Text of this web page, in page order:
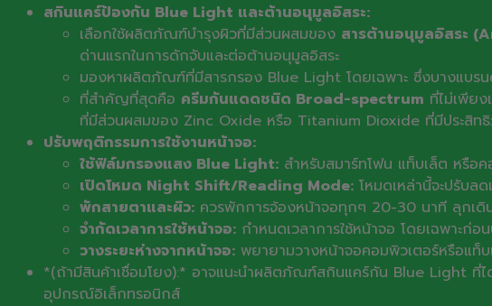
สกินแคร์ป้องกัน Blue Light และต้านอนุมูลอิสระ:
เลือกใช้ผลิตภัณฑ์บำรุงผิวที่มีส่วนผสมของ สารต้านอนุมูลอิสระ
ด่านแรกในการดักจับและต่อต้านอนุมูลอิสระ
มองหาผลิตภัณฑ์ที่มีสารกรอง Blue Light โดยเฉพาะ ซึ่งบางแบร
ที่สำคัญที่สุดคือ ครีมกันแดดชนิด Broad-spectrum ที่ไม่เพีย
ที่มีส่วนผสมของ Zinc Oxide หรือ Titanium Dioxide ที่มีประสิทธิ
ปรับพฤติกรรมการใช้งานหน้าจอ:
ใช้ฟิล์มกรองแสง Blue Light: สำหรับสมาร์ทโฟน แท็บเล็ต หรื
เปิดโหมด Night Shift/Reading Mode: โหมดเหล่านี้จะปรับล
พักสายตาและผิว: ควรพักการจ้องหน้าจอทุกๆ 20-30 นาที ลุกเดิ
จำกัดเวลาการใช้หน้าจอ: กำหนดเวลาการใช้หน้าจอ โดยเฉพาะ
วางระยะห่างจากหน้าจอ: พยายามวางหน้าจอคอมพิวเตอร์หรือแท็บ
*(ถ้ามีสินค้าเชื่อมโยง):* อาจแนะนำผลิตภัณฑ์สกินแคร์กัน Blue Light
อุปกรณ์อิเล็กทรอนิกส์